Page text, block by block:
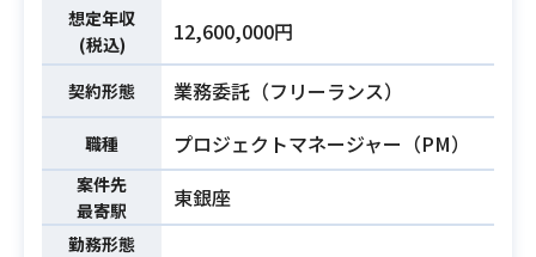
必須スキル
成、ベンダへの見積もり依頼ができ
る。
・構築・導入・運用あるいはユーザ
としてでも利用経験がある。
・リーダー経験あり。
想定年収
(税込)
12,600,000円
契約形態 業務委託（フリーランス）
職種 プロジェクトマネージャー（PM）
案件先
最寄駅
東銀座
勤務形態